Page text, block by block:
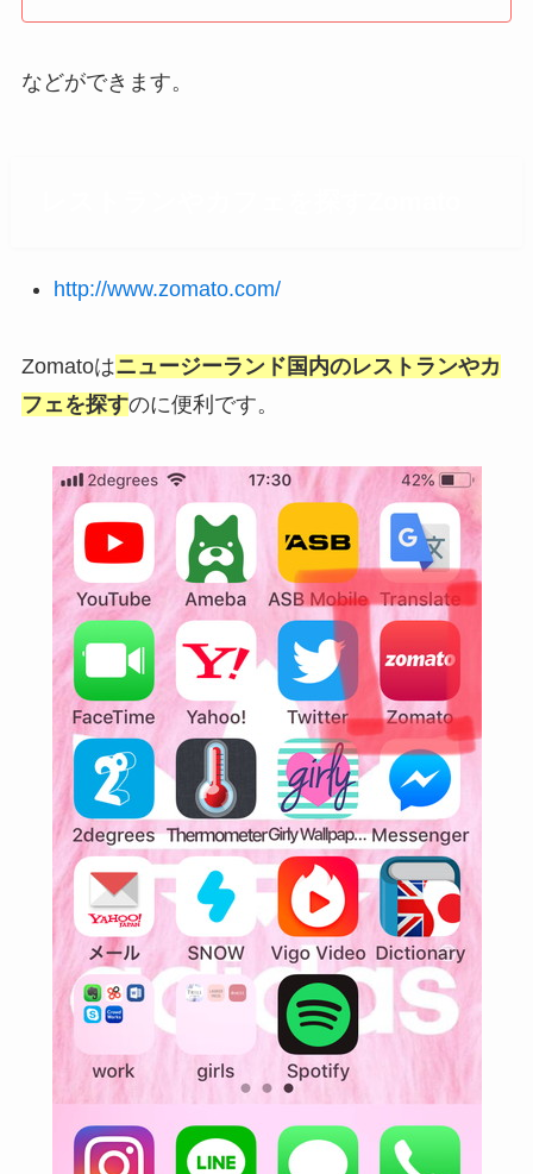
などができます。
http://www.zomato.com/
Zomatoはニュージーランド国内のレストランやカ
フェを探すのに便利です。